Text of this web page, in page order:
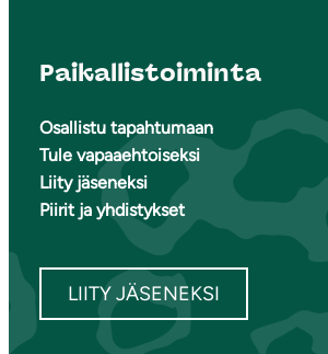
Paikallistoiminta
Osallistu tapahtumaan
Tule vapaaehtoiseksi
Liity jäseneksi
Piirit ja yhdistykset
LIITY JÄSENEKSI